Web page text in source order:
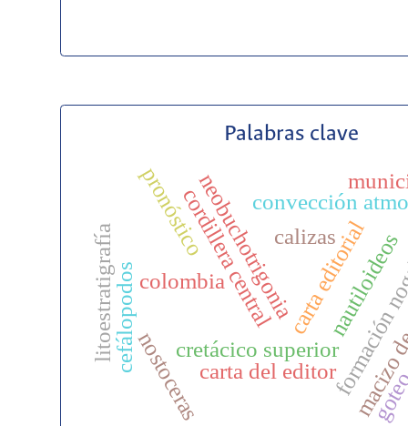
Palabras clave
carta editorial
cretácico superior
nostoceras
neobuchotrigonia
cordillera central
colombia
carta del editor
convección
cefálopodos nautiloideos
calizas
pronóstico
litoestratigrafía